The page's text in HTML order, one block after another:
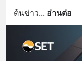
ต้นข่าว... อ่านต่อ